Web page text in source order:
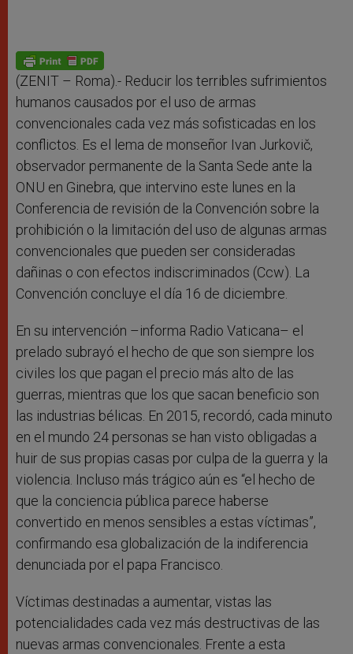
(ZENIT – Roma).- Reducir los terribles sufrimientos
humanos causados por el uso de armas
convencionales cada vez más sofisticadas en los
conflictos. Es el lema de monseñor Ivan Jurkovič,
observador permanente de la Santa Sede ante la
ONU en Ginebra, que intervino este lunes en la
Conferencia de revisión de la Convención sobre la
prohibición o la limitación del uso de algunas armas
convencionales que pueden ser consideradas
dañinas o con efectos indiscriminados (Ccw). La
Convención concluye el día 16 de diciembre.
En su intervención –informa Radio Vaticana– el
prelado subrayó el hecho de que son siempre los
civiles los que pagan el precio más alto de las
guerras, mientras que los que sacan beneficio son
las industrias bélicas. En 2015, recordó, cada minuto
en el mundo 24 personas se han visto obligadas a
huir de sus propias casas por culpa de la guerra y la
violencia. Incluso más trágico aún es “el hecho de
que la conciencia pública parece haberse
convertido en menos sensibles a estas víctimas”,
confirmando esa globalización de la indiferencia
denunciada por el papa Francisco.
Víctimas destinadas a aumentar, vistas las
potencialidades cada vez más destructivas de las
nuevas armas convencionales. Frente a esta